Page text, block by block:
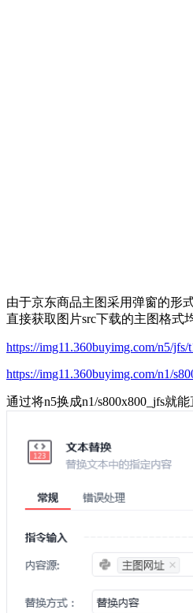
由于京东商品主图采用弹窗的形
直接获取图片src下载的主图格式
https://img11.360buyimg.com/n5/
https://img11.360buyimg.com/n1/
通过将n5换成n1/s800x800_jfs就